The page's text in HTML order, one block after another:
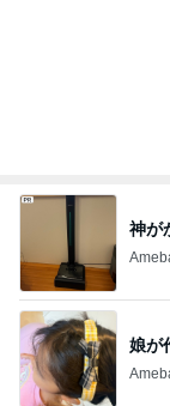
娘が
アグ